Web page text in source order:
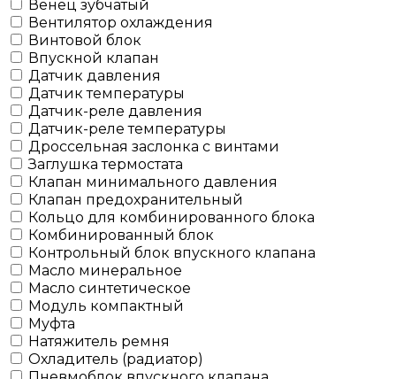
Венец зубчатый
Вентилятор охлаждения
Винтовой блок
Впускной клапан
Датчик давления
Датчик температуры
Датчик-реле давления
Датчик-реле температуры
Дроссельная заслонка с винтами
Заглушка термостата
Клапан минимального давления
Клапан предохранительный
Кольцо для комбинированного блока
Комбинированный блок
Контрольный блок впускного клапана
Масло минеральное
Масло синтетическое
Модуль компактный
Муфта
Натяжитель ремня
Охладитель (радиатор)